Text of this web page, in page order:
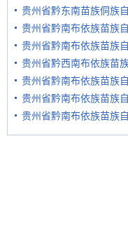
贵州省黔东南苗族侗族
贵州省黔南布依族苗族
贵州省黔南布依族苗族
贵州省黔西南布依族苗
贵州省黔南布依族苗族
贵州省黔南布依族苗族
贵州省黔南布依族苗族